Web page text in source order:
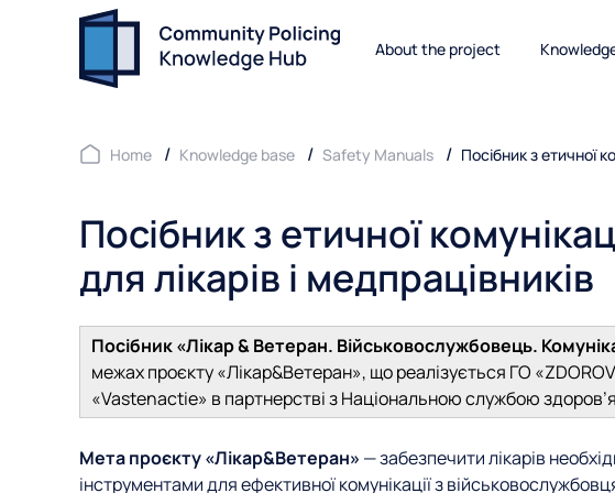
About the project
Home Knowledge base Safety Manuals Посібник з етичної
Посібник з етичної
для лікарів і медпрацівників
Посібник «Лікар & Ветеран. Військовослужбовець.
межах проєкту «Лікар&Ветеран», що реалізується ГО
«Vastenactie» в партнерстві з Національною службою
Мета проєкту«Лікар&Ветеран» — забезпечити лікарів
інструментами для ефективної комунікації з